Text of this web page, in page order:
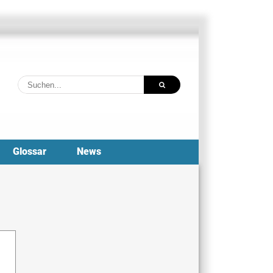
Suche
nach:
Glossar News